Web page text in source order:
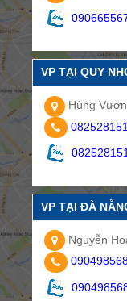
VP TẠI QUY
Hùng
VP TẠI ĐÀ
Nguyễn